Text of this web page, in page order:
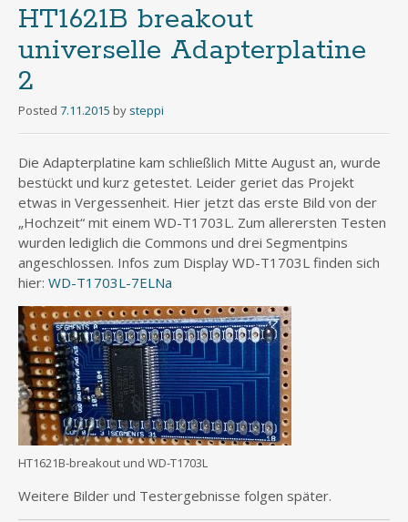
HT1621B breakout
universelle Adapterplatine
2
Posted 7.11.2015 by steppi
Die Adapterplatine kam schließlich Mitte August an, wurde
bestückt und kurz getestet. Leider geriet das Projekt
etwas in Vergessenheit. Hier jetzt das erste Bild von der
„Hochzeit“ mit einem WD-T1703L. Zum allerersten Testen
wurden lediglich die Commons und drei Segmentpins
angeschlossen. Infos zum Display WD-T1703L finden sich
hier: WD-T1703L-7ELNa
HT1621B-breakout und WD-T1703L
Weitere Bilder und Testergebnisse folgen später.